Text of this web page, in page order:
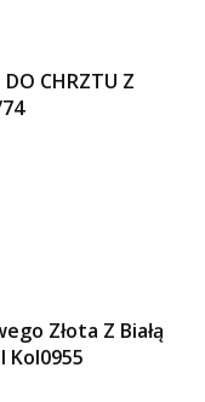
CHRZTU Z
Złota Z Białą
Kol0955